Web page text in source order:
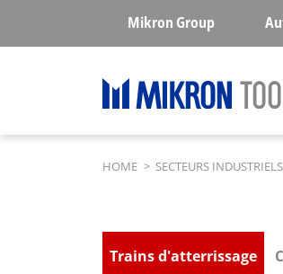
Mikron Group
Breadcrumb
HOME > SECTEURS INDUSTRIELS
Submenu
Trains d'atterrissage